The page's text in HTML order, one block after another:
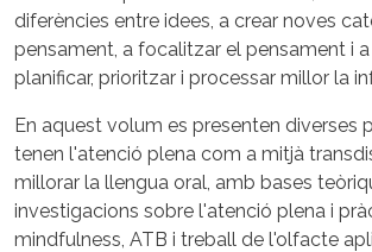
diferències entre idees, a crear noves
pensament, a focalitzar el pensament i a
planificar, prioritzar i processar millor la
En aquest volum es presenten diverses
tenen l'atenció plena com a mitjà
millorar la llengua oral, amb bases
investigacions sobre l'atenció plena i
mindfulness, ATB i treball de l'olfacte